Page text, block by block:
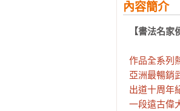
內容簡介
【書法名
作品全系列
亞洲最暢
出道十周年
一段遠古偉